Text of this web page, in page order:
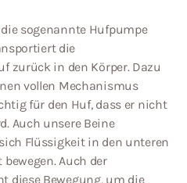
sogenannte Hufpumpe
die
zurück in den Körper. Dazu
vollen Mechanismus
für den Huf, dass er nicht
Auch unsere Beine
Flüssigkeit in den unteren
Auch der
diese Bewegung, um die